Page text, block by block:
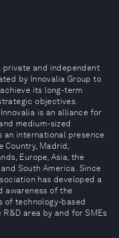
private and independent
by Innovalia Group to
its long-term
objectives.
is an alliance for
medium-sized
an international presence
Country, Madrid,
Europe, Asia, the
South America. Since
has developed a
awareness of the
technology-based
area by and for SMEs